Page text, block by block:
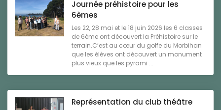
Journée préhistoire pour les
6èmes
Les 22, 28 mai et le 18 juin 2026 les 6 classes
de 6ème ont découvert la Préhistoire sur le
terrain.C’est au cœur du golfe du Morbihan
que les élèves ont découvert un monument
plus vieux que les pyrami ...
Représentation du club théâtre